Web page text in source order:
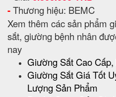
-Thương hiệu: BEMC
Xem thêm các sản phẩm
sắt, giường bệnh nhân
nay
Giường Sắt Cao
Giường Sắt Giá Tốt
Lượng Sản Phẩm